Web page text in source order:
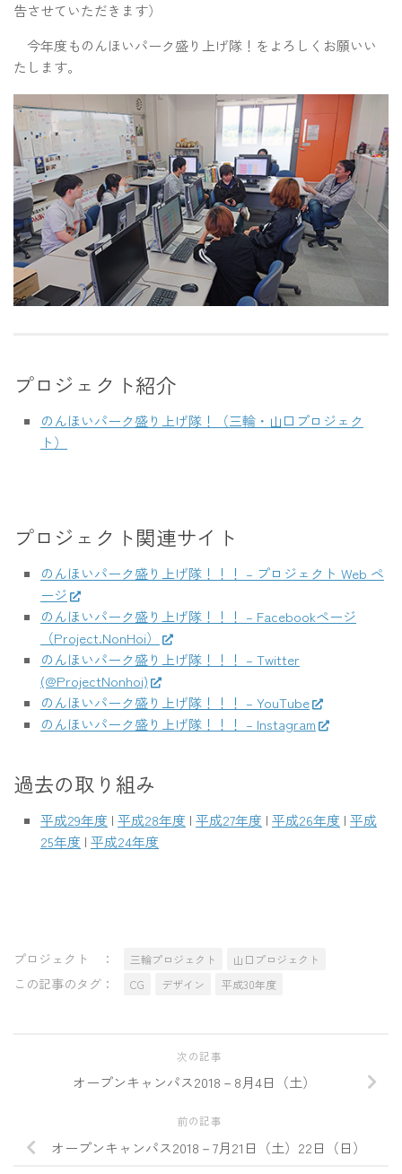
告させていただきます）
今年度ものんほいパーク盛り上げ隊！をよろしくお願いい
たします。
プロジェクト紹介
のんほいパーク盛り上げ隊！（三輪・山口プロジェク
ト）
プロジェクト関連サイト
のんほいパーク盛り上げ隊！！！ – プロジェクト Web ペ
ージ
のんほいパーク盛り上げ隊！！！ – Facebookページ
（Project.NonHoi）
のんほいパーク盛り上げ隊！！！ – Twitter
(@ProjectNonhoi)
のんほいパーク盛り上げ隊！！！ – YouTube
のんほいパーク盛り上げ隊！！！ – Instagram
過去の取り組み
平成29年度 | 平成28年度 | 平成27年度 | 平成26年度 | 平成
25年度 | 平成24年度
プロジェクト ： 三輪プロジェクト 山口プロジェクト
この記事のタグ： CG デザイン 平成30年度
次の記事
オープンキャンパス2018－8月4日（土）
前の記事
オープンキャンパス2018－7月21日（土）22日（日）